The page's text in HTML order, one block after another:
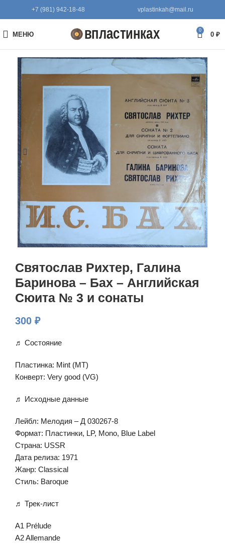
+7 (981) 942-18-48 vplastinkah@mail.ru
МЕНЮ
0
0 ₽
Святослав Рихтер, Галина
Баринова – Бах – Английская
Сюита № 3 и сонаты
300 ₽
♬ Состояние
Пластинка: Mint (MT)
Конверт: Very good (VG)
♬ Исходные данные
Лейбл: Мелодия – Д 030267-8
Формат: Пластинки, LP, Mono, Blue Label
Страна: USSR
Дата релиза: 1971
Жанр: Classical
Стиль: Baroque
♬ Трек-лист
A1 Prélude
A2 Allemande